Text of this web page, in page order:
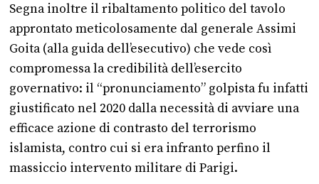
Segna inoltre il ribaltamento politico del tavolo
approntato meticolosamente dal generale Assimi
Goita (alla guida dell’esecutivo) che vede così
compromessa la credibilità dell’esercito
governativo: il “pronunciamento” golpista fu infatti
giustificato nel 2020 dalla necessità di avviare una
efficace azione di contrasto del terrorismo
islamista, contro cui si era infranto perfino il
massiccio intervento militare di Parigi.